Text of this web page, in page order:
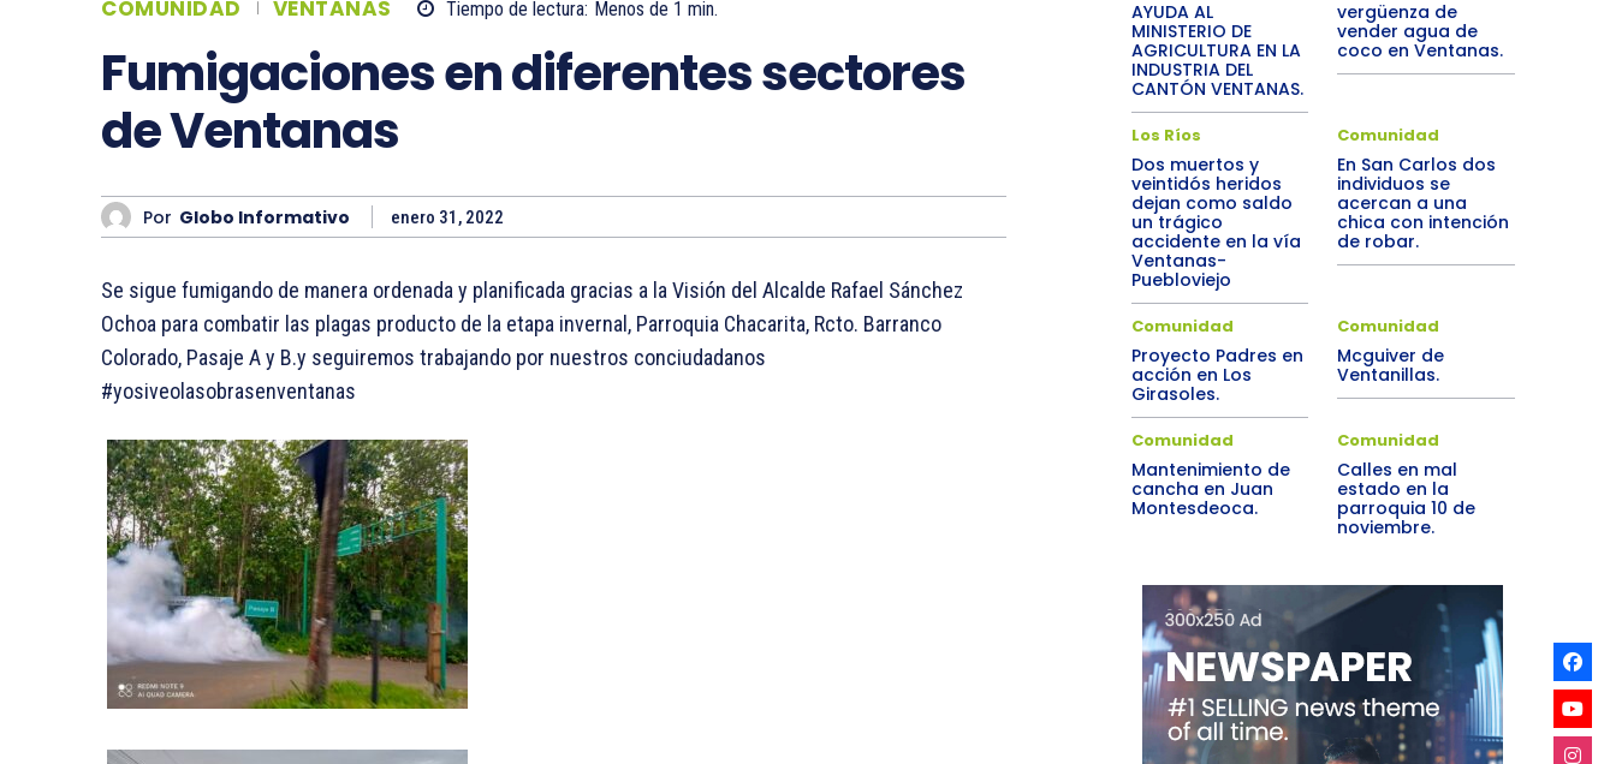
COMUNIDAD VENTANAS Tiempo de lectura: Menos de 1 min.
Fumigaciones en diferentes sectores
de Ventanas
Por Globo Informativo enero 31, 2022
Se sigue fumigando de manera ordenada y planificada gracias a la Visión del Alcalde Rafael Sánchez
Ochoa para combatir las plagas producto de la etapa invernal, Parroquia Chacarita, Rcto. Barranco
Colorado, Pasaje A y B.y seguiremos trabajando por nuestros conciudadanos
#yosiveolasobrasenventanas
AYUDA AL
MINISTERIO DE
AGRICULTURA EN LA
INDUSTRIA DEL
CANTÓN VENTANAS.
vergüenza de
vender agua de
coco en Ventanas.
Los Ríos
Dos muertos y
veintidós heridos
dejan como saldo
un trágico
accidente en la vía
Ventanas-
Puebloviejo
Comunidad
En San Carlos dos
individuos se
acercan a una
chica con intención
de robar.
Comunidad
Proyecto Padres en
acción en Los
Girasoles.
Comunidad
Mcguiver de
Ventanillas.
Comunidad
Mantenimiento de
cancha en Juan
Montesdeoca.
Comunidad
Calles en mal
estado en la
parroquia 10 de
noviembre.